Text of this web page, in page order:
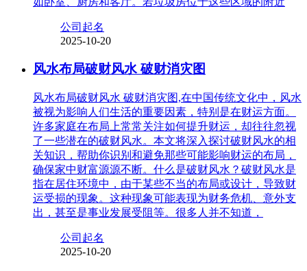
公司起名
2025-10-20
风水布局破财风水 破财消灾图
风水布局破财风水 破财消灾图,在中国传统文化中，风水
被视为影响人们生活的重要因素，特别是在财运方面。
许多家庭在布局上常常关注如何提升财运，却往往忽视
了一些潜在的破财风水。本文将深入探讨破财风水的相
关知识，帮助你识别和避免那些可能影响财运的布局，
确保家中财富源源不断。什么是破财风水？破财风水是
指在居住环境中，由于某些不当的布局或设计，导致财
运受损的现象。这种现象可能表现为财务危机、意外支
出，甚至是事业发展受阻等。很多人并不知道，
公司起名
2025-10-20